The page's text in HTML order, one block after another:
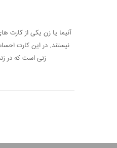
آنیما یا زن یکی از کارت
نیستند. در این کارت
زنی است که در